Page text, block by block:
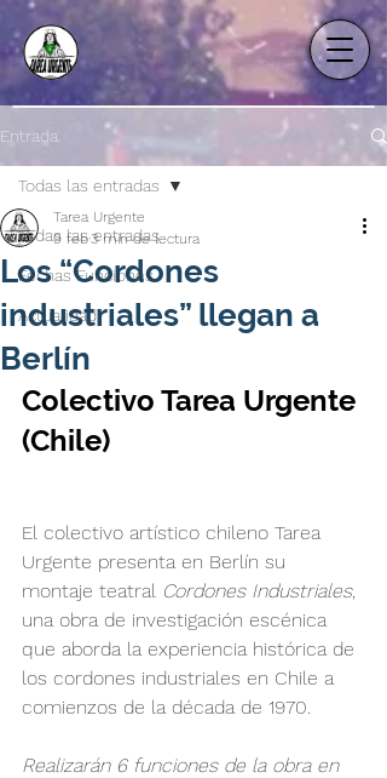
Entrada
Todas las entradas
Fechas Funciones
Actualidad
Todas las entradas
Los “Cordones
industriales” llegan a
Berlín
Tarea Urgente
9 feb3 min de lectura
Colectivo Tarea Urgente
(Chile)
El colectivo artístico chileno Tarea
Urgente presenta en Berlín su
montaje teatral Cordones Industriales,
una obra de investigación escénica
que aborda la experiencia histórica de
los cordones industriales en Chile a
comienzos de la década de 1970.
Realizarán 6 funciones de la obra en